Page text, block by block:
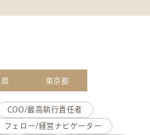
県 東京都
COO/最高執行責任者
フェロー/経営ナビゲーター